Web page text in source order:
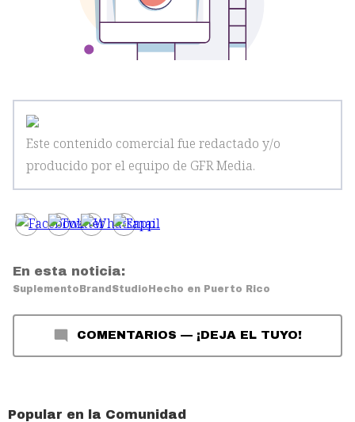
Este contenido comercial fue redactado y/o
producido por el equipo de GFR Media.
En esta noticia:
SuplementoBrandStudioHecho en Puerto Rico
COMENTARIOS — ¡DEJA EL TUYO!
Popular en la Comunidad